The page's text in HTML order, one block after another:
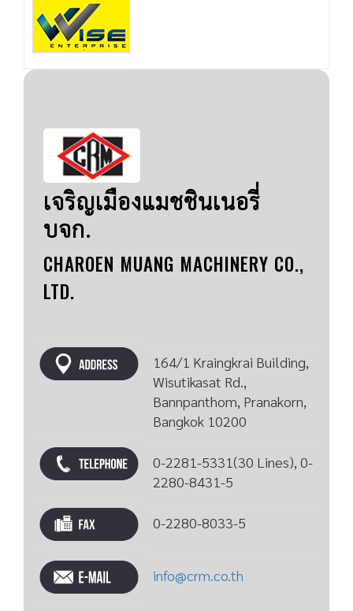
เจริญเมืองแมชชินเนอรี่
บจก.
CHAROEN MUANG MACHINERY CO.,
LTD.
164/1 Kraingkrai Building,
Wisutikasat Rd.,
Bannpanthom, Pranakorn,
Bangkok 10200
0-2281-5331(30 Lines), 0-
2280-8431-5
0-2280-8033-5
info@crm.co.th